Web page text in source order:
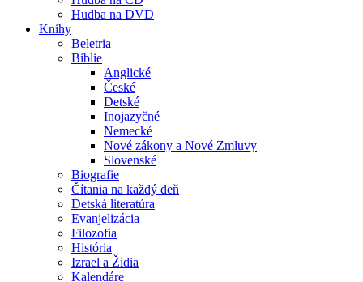
Hudba na DVD
Knihy
Beletria
Biblie
Anglické
České
Detské
Inojazyčné
Nemecké
Nové zákony a Nové Zmluvy
Slovenské
Biografie
Čítania na každý deň
Detská literatúra
Evanjelizácia
Filozofia
História
Izrael a Židia
Kalendáre